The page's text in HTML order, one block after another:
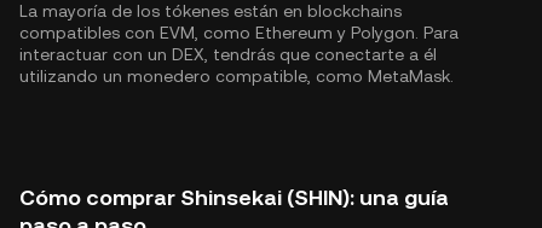
La mayoría de los tókenes están en blockchains
compatibles con EVM, como Ethereum y Polygon . Para
interactuar con un DEX, tendrás que conectarte a él
utilizando un monedero compatible, como MetaMask.
Cómo comprar Shinsekai (SHIN): una guía